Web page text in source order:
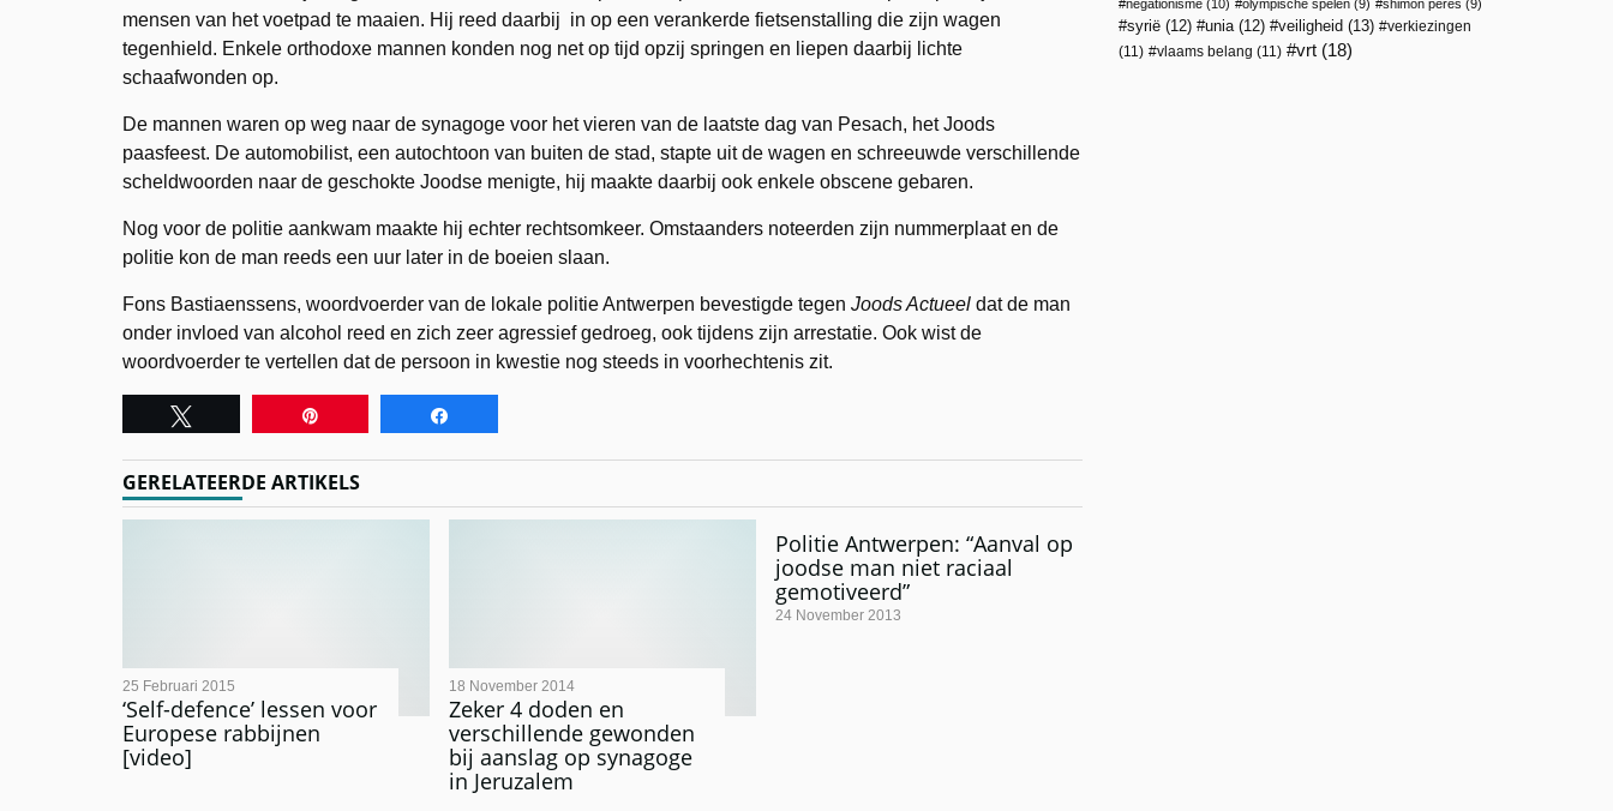
mensen van het voetpad te maaien. Hij reed daarbij in op een verankerde fietsenstalling die zijn wagen
tegenhield. Enkele orthodoxe mannen konden nog net op tijd opzij springen en liepen daarbij lichte
schaafwonden op.
De mannen waren op weg naar de synagoge voor het vieren van de laatste dag van Pesach, het Joods
paasfeest. De automobilist, een autochtoon van buiten de stad, stapte uit de wagen en schreeuwde verschillende
scheldwoorden naar de geschokte Joodse menigte, hij maakte daarbij ook enkele obscene gebaren.
Nog voor de politie aankwam maakte hij echter rechtsomkeer. Omstaanders noteerden zijn nummerplaat en de
politie kon de man reeds een uur later in de boeien slaan.
Fons Bastiaenssens, woordvoerder van de lokale politie Antwerpen bevestigde tegen Joods Actueel dat de man
onder invloed van alcohol reed en zich zeer agressief gedroeg, ook tijdens zijn arrestatie. Ook wist de
woordvoerder te vertellen dat de persoon in kwestie nog steeds in voorhechtenis zit.
GERELATEERDE ARTIKELS
‘Self-defence’ lessen voor
Europese rabbijnen
[video]
25 Februari 2015
Zeker 4 doden en
verschillende gewonden
bij aanslag op synagoge
in Jeruzalem
18 November 2014
Politie Antwerpen: “Aanval op
joodse man niet raciaal
gemotiveerd”
24 November 2013
negationisme (10) olympische spelen (9) shimon peres (9)
syrië (12) unia(12) veiligheid (13)
verkiezingen
(11)
vlaams belang (11) vrt (18)